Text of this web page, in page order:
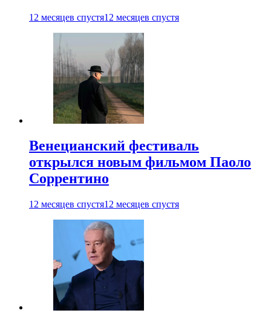
12 месяцев спустя12 месяцев спустя
Венецианский фестиваль
открылся новым фильмом Паоло
Соррентино
12 месяцев спустя12 месяцев спустя